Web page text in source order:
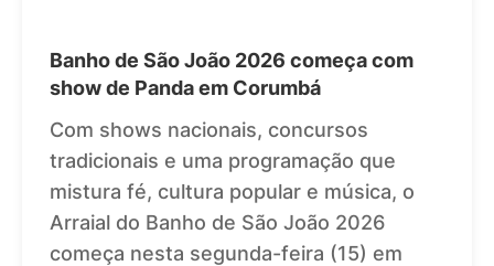
Banho de São João 2026 começa com
show de Panda em Corumbá
Com shows nacionais, concursos
tradicionais e uma programação que
mistura fé, cultura popular e música, o
Arraial do Banho de São João 2026
começa nesta segunda-feira (15) em